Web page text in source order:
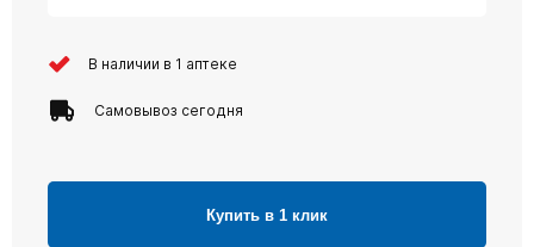
В наличии в 1 аптеке
Самовывоз сегодня
Купить в 1 клик